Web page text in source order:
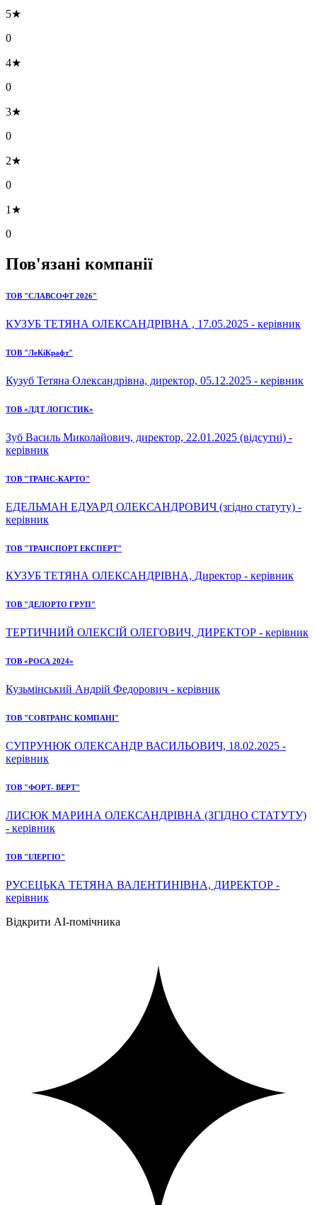
5★
0
4★
0
3★
0
2★
0
1★
0
Пов'язані компанії
ТОВ "СЛАВСОФТ 2026"
КУЗУБ ТЕТЯНА ОЛЕКСАНДРІВНА , 17.05.2025 - керівник
ТОВ "ЛеКіКрафт"
Кузуб Тетяна Олександрівна, директор, 05.12.2025 - керівник
ТОВ «ЛДТ ЛОГІСТИК»
Зуб Василь Миколайович, директор, 22.01.2025 (відсутні) -
керівник
ТОВ "ТРАНС-КАРТО"
ЕДЕЛЬМАН ЕДУАРД ОЛЕКСАНДРОВИЧ (згідно статуту) -
керівник
ТОВ "ТРАНСПОРТ ЕКСПЕРТ"
КУЗУБ ТЕТЯНА ОЛЕКСАНДРІВНА, Директор - керівник
ТОВ "ДЕЛОРТО ГРУП"
ТЕРТИЧНИЙ ОЛЕКСІЙ ОЛЕГОВИЧ, ДИРЕКТОР - керівник
ТОВ «РОСА 2024»
Кузьмінський Андрій Федорович - керівник
ТОВ "СОВТРАНС КОМПАНІ"
СУПРУНЮК ОЛЕКСАНДР ВАСИЛЬОВИЧ, 18.02.2025 -
керівник
ТОВ "ФОРТ- ВЕРТ"
ЛИСЮК МАРИНА ОЛЕКСАНДРІВНА (ЗГІДНО СТАТУТУ)
- керівник
ТОВ "ІЛЕРГІО"
РУСЕЦЬКА ТЕТЯНА ВАЛЕНТИНІВНА, ДИРЕКТОР -
керівник
Відкрити AI-помічника